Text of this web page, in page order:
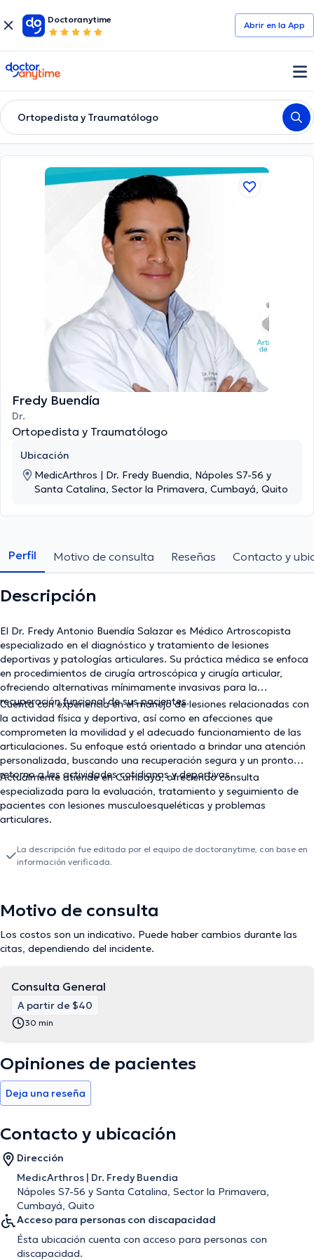
Doctoranytime
Abrir en la App
doctoranytime
Ortopedista y Traumatólogo
Fredy Buendía
Dr.
Ortopedista y Traumatólogo
Ubicación
MedicArthros | Dr. Fredy Buendia, Nápoles S7-56 y
Santa Catalina, Sector la Primavera, Cumbayá, Quito
Perfil Motivo de consulta Reseñas Contacto y
Descripción
El Dr. Fredy Antonio Buendía Salazar es Médico Artroscopista
especializado en el diagnóstico y tratamiento de lesiones
deportivas y patologías articulares. Su práctica médica se enfoca
en procedimientos de cirugía artroscópica y cirugía articular,
ofreciendo alternativas mínimamente invasivas para la
recuperación funcional de sus pacientes.
Cuenta con experiencia en el manejo de lesiones relacionadas con
la actividad física y deportiva, así como en afecciones que
comprometen la movilidad y el adecuado funcionamiento de las
articulaciones. Su enfoque está orientado a brindar una atención
personalizada, buscando una recuperación segura y un pronto
retorno a las actividades cotidianas y deportivas.
Actualmente atiende en Cumbayá, ofreciendo consulta
especializada para la evaluación, tratamiento y seguimiento de
pacientes con lesiones musculoesqueléticas y problemas
articulares.
La descripción fue editada por el equipo de doctoranytime, con base en
información verificada.
Motivo de consulta
Los costos son un indicativo. Puede haber cambios durante las
citas, dependiendo del incidente.
Consulta General
A partir de $40
30 min
Opiniones de pacientes
Deja una reseña
Contacto y ubicación
Dirección
MedicArthros | Dr. Fredy Buendia
Nápoles S7-56 y Santa Catalina, Sector la Primavera,
Cumbayá, Quito
Acceso para personas con discapacidad
Ésta ubicación cuenta con acceso para personas con
discapacidad.